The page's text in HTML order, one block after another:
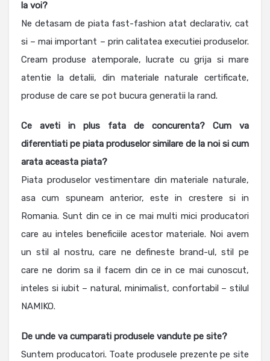
la voi?
Ne detasam de piata fast-fashion atat declarativ, cat
si – mai important – prin calitatea executiei produselor.
Cream produse atemporale, lucrate cu grija si mare
atentie la detalii, din materiale naturale certificate,
produse de care se pot bucura generatii la rand.
Ce aveti in plus fata de concurenta? Cum va
diferentiati pe piata produselor similare de la noi si cum
arata aceasta piata?
Piata produselor vestimentare din materiale naturale,
asa cum spuneam anterior, este in crestere si in
Romania. Sunt din ce in ce mai multi mici producatori
care au inteles beneficiile acestor materiale. Noi avem
un stil al nostru, care ne defineste brand-ul, stil pe
care ne dorim sa il facem din ce in ce mai cunoscut,
inteles si iubit – natural, minimalist, confortabil – stilul
NAMIKO.
De unde va cumparati produsele vandute pe site?
Suntem producatori. Toate produsele prezente pe site